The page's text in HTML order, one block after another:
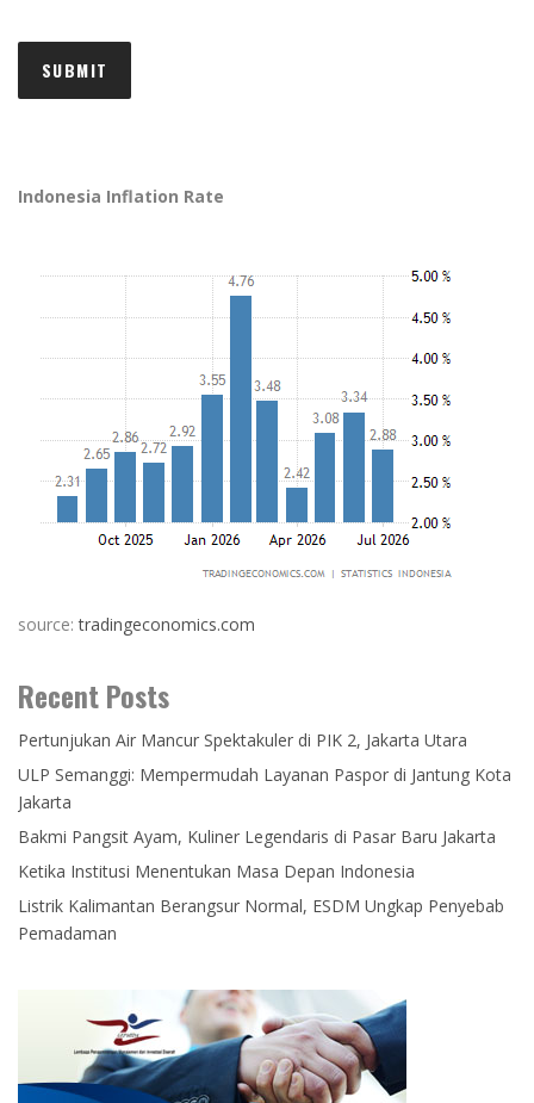
Indonesia Inflation Rate
source:tradingeconomics.com
Recent Posts
Pertunjukan Air Mancur Spektakuler di PIK 2, Jakarta Utara
ULP Semanggi: Mempermudah Layanan Paspor di Jantung Kota
Jakarta
Bakmi Pangsit Ayam, Kuliner Legendaris di Pasar Baru Jakarta
Ketika Institusi Menentukan Masa Depan Indonesia
Listrik Kalimantan Berangsur Normal, ESDM Ungkap Penyebab
Pemadaman